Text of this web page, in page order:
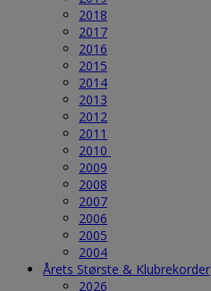
2018
2017
2016
2015
2014
2013
2012
2011
2010
2009
2008
2007
2006
2005
2004
Årets Største & Klubrekorder
2026